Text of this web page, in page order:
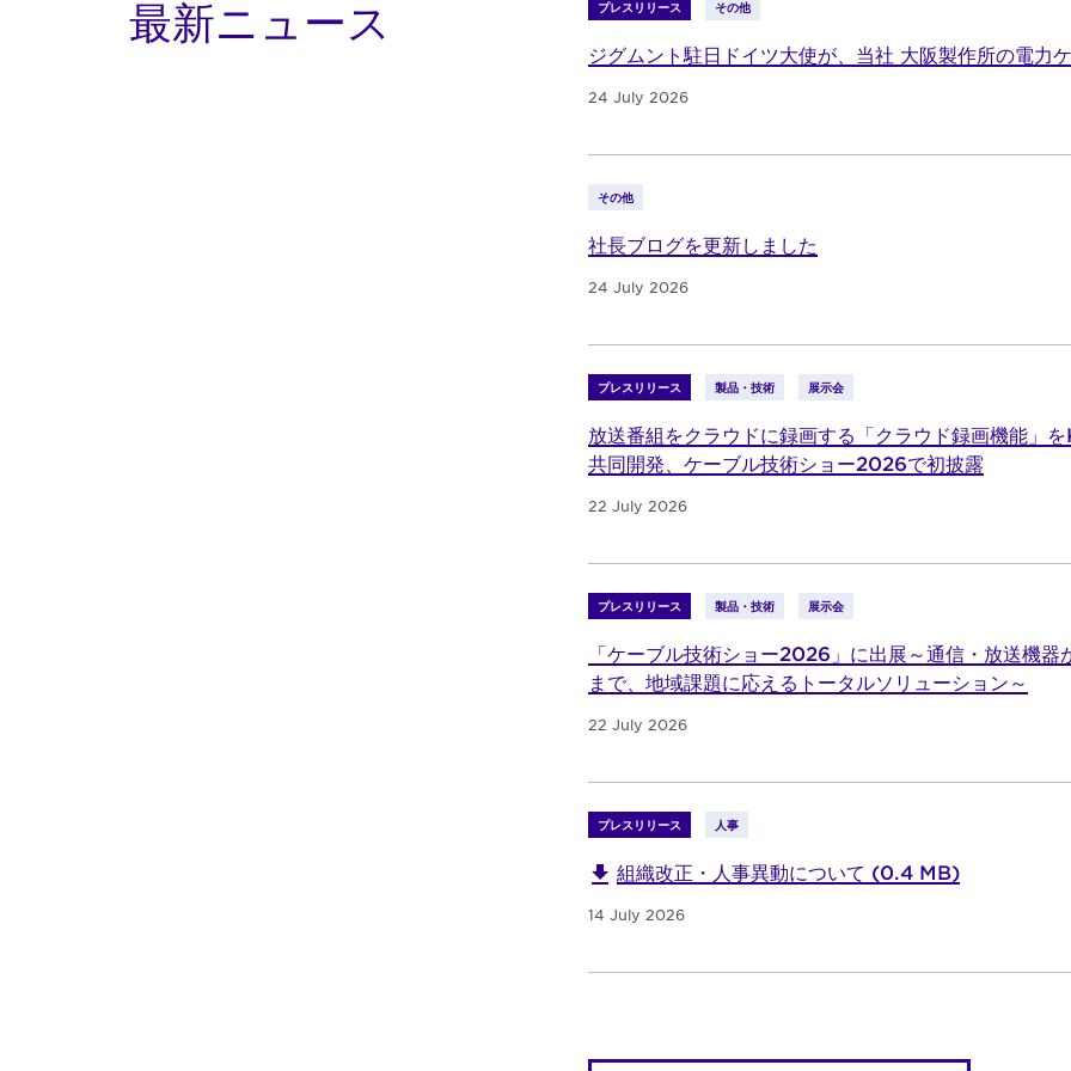
最新ニュース プレスリリース その他
ジグムント駐日ドイツ大使が、当社 大阪製作所の電力
24 July 2026
その他
社長ブログを更新しました
24 July 2026
プレスリリース 製品・技術 展示会
放送番組をクラウドに録画する「クラウド録画機能」
共同開発、ケーブル技術ショー2026で初披露
22 July 2026
プレスリリース 製品・技術 展示会
「ケーブル技術ショー2026」に出展～通信・放送機器
まで、地域課題に応えるトータルソリューション～
22 July 2026
プレスリリース 人事
組織改正・人事異動について (0.4 MB)
14 July 2026